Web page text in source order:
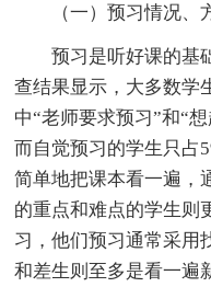
（一）预习情况、方
预习是听好课的基础
查结果显示，大多数学
中“老师要求预习”和“
而自觉预习的学生只占
简单地把课本看一遍，
的重点和难点的学生则
习，他们预习通常采用
和差生则至多是看一遍